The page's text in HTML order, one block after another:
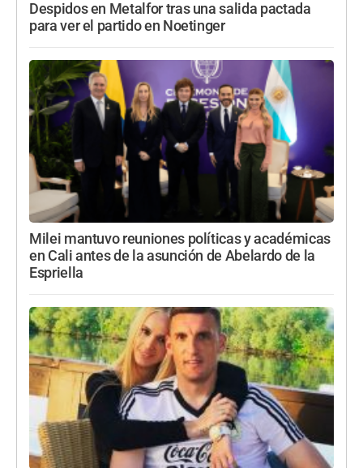
Despidos en Metalfor tras una salida pactada
para ver el partido en Noetinger
Milei mantuvo reuniones políticas y académicas
en Cali antes de la asunción de Abelardo de la
Espriella